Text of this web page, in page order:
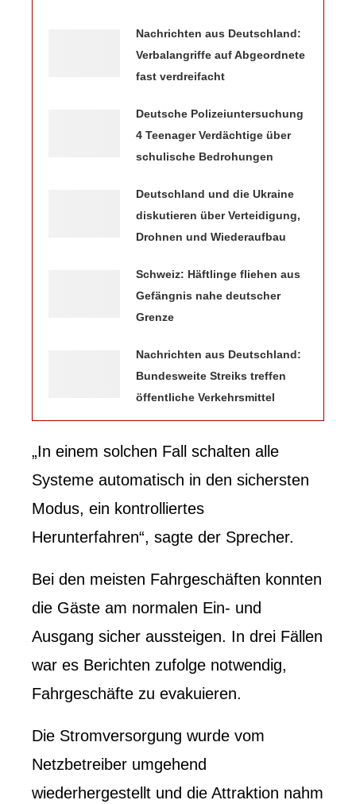
Nachrichten aus Deutschland:
Verbalangriffe auf Abgeordnete
fast verdreifacht
Deutsche Polizeiuntersuchung
4 Teenager Verdächtige über
schulische Bedrohungen
Deutschland und die Ukraine
diskutieren über Verteidigung,
Drohnen und Wiederaufbau
Schweiz: Häftlinge fliehen aus
Gefängnis nahe deutscher
Grenze
Nachrichten aus Deutschland:
Bundesweite Streiks treffen
öffentliche Verkehrsmittel
„In einem solchen Fall schalten alle
Systeme automatisch in den sichersten
Modus, ein kontrolliertes
Herunterfahren“, sagte der Sprecher.
Bei den meisten Fahrgeschäften konnten
die Gäste am normalen Ein- und
Ausgang sicher aussteigen. In drei Fällen
war es Berichten zufolge notwendig,
Fahrgeschäfte zu evakuieren.
Die Stromversorgung wurde vom
Netzbetreiber umgehend
wiederhergestellt und die Attraktion nahm